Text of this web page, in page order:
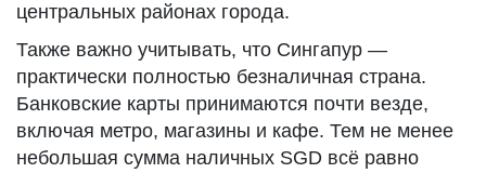
центральных районах города.
Также важно учитывать, что Сингапур —
практически полностью безналичная страна.
Банковские карты принимаются почти везде,
включая метро, магазины и кафе. Тем не менее
небольшая сумма наличных SGD всё равно